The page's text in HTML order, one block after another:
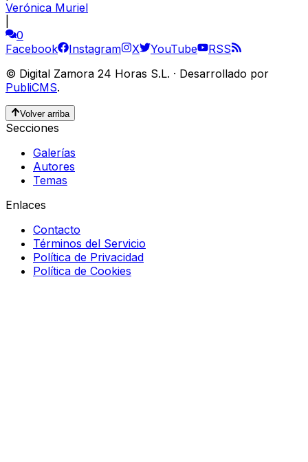
Verónica Muriel
0
Facebook
Instagram X YouTube
RSS
© Digital Zamora 24 Horas S.L. · Desarrollado por
PubliCMS.
Volver arriba
Secciones
Galerías
Autores
Temas
Enlaces
Contacto
Términos del Servicio
Política de Privacidad
Política de Cookies